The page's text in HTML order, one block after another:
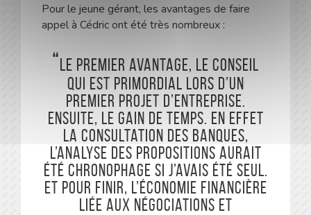
Pour le jeune gérant, les avantages de faire
appel à Cédric ont été très nombreux :
Le premier avantage, le conseil
qui est primordial lors d’un
premier projet d’entreprise.
Ensuite, le gain de temps. En effet
la consultation des banques,
l’analyse des propositions aurait
été chronophage si j’avais été seul.
Et pour finir, l’économie financière
liée aux négociations et